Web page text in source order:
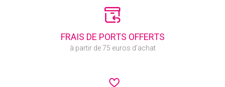
FRAIS DE PORTS OFFERTS
à partir de 75 euros d’achat